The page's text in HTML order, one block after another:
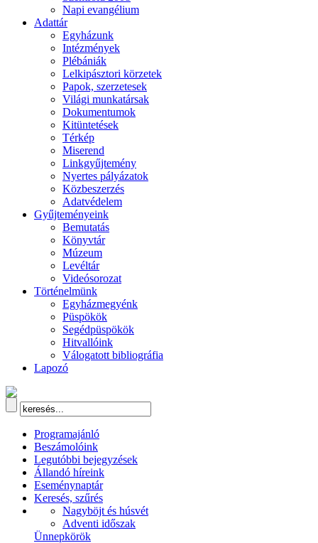
Napi evangélium
Adattár
Egyházunk
Intézmények
Plébániák
Lelkipásztori körzetek
Papok, szerzetesek
Világi munkatársak
Dokumentumok
Kitüntetések
Térkép
Miserend
Linkgyűjtemény
Nyertes pályázatok
Közbeszerzés
Adatvédelem
Gyűjteményeink
Bemutatás
Könyvtár
Múzeum
Levéltár
Videósorozat
Történelmünk
Egyházmegyénk
Püspökök
Segédpüspökök
Hitvallóink
Válogatott bibliográfia
Lapozó
Programajánló
Beszámolóink
Legutóbbi bejegyzések
Állandó híreink
Eseménynaptár
Keresés, szűrés
Nagyböjt és húsvét
Adventi időszak
Ünnepkörök